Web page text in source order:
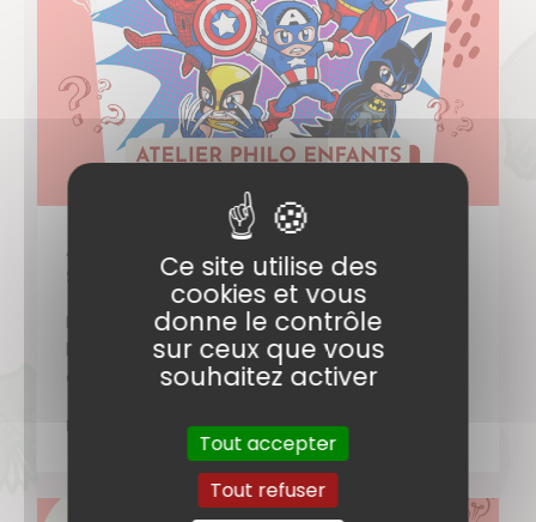
Atelier Philo Enfant : Qui sont les
Super-Héros ?
Le samedi 27/06/2026 : Qui sont les super-
héros ? Avec de super-pouvoirs, vision-laser
et (…)
DÉCOUVRIR
Ce site utilise des
cookies et vous
donne le contrôle
sur ceux que vous
souhaitez activer
Tout accepter
Tout refuser